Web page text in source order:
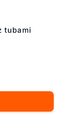
tubami